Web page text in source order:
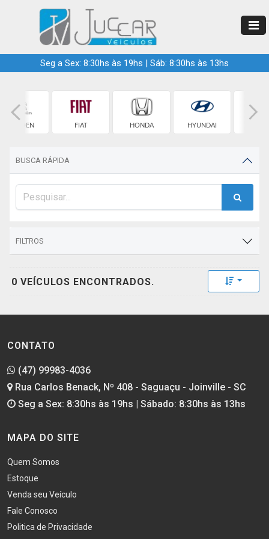
Seg a Sex: 8:30hs às 19hs | Sáb: 8:30hs às 13hs
CITROEN FIAT HONDA HYUNDAI
BUSCA RÁPIDA
FILTROS
0 VEÍCULOS ENCONTRADOS. Toggle
CONTATO
(47) 99983-4036
Rua Carlos Benack, Nº 408 - Saguaçu - Joinville - SC
Seg a Sex: 8:30hs às 19hs | Sábado: 8:30hs às 13hs
MAPA DO SITE
Quem Somos
Estoque
Venda seu Veículo
Fale Conosco
Politica de Privacidade